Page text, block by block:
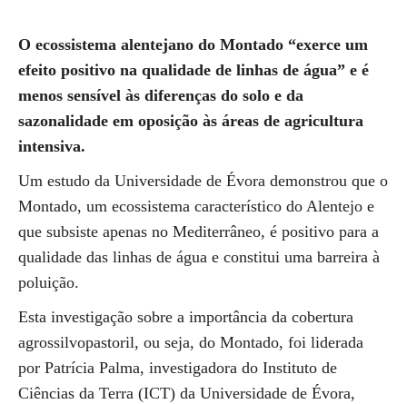
O ecossistema alentejano do Montado “exerce um
efeito positivo na qualidade de linhas de água” e é
menos sensível às diferenças do solo e da
sazonalidade em oposição às áreas de agricultura
intensiva.
Um estudo da Universidade de Évora demonstrou que o
Montado, um ecossistema característico do Alentejo e
que subsiste apenas no Mediterrâneo, é positivo para a
qualidade das linhas de água e constitui uma barreira à
poluição.
Esta investigação sobre a importância da cobertura
agrossilvopastoril, ou seja, do Montado, foi liderada
por Patrícia Palma, investigadora do Instituto de
Ciências da Terra (ICT) da Universidade de Évora,